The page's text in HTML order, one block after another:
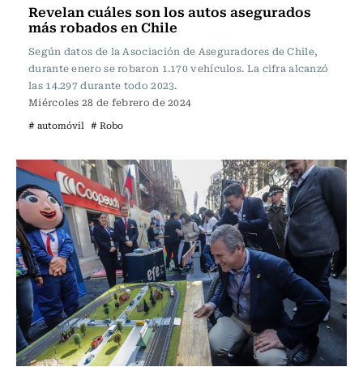
Revelan cuáles son los autos asegurados
más robados en Chile
Según datos de la Asociación de Aseguradores de Chile,
durante enero se robaron 1.170 vehículos. La cifra alcanzó
las 14.297 durante todo 2023.
Miércoles 28 de febrero de 2024
# automóvil # Robo